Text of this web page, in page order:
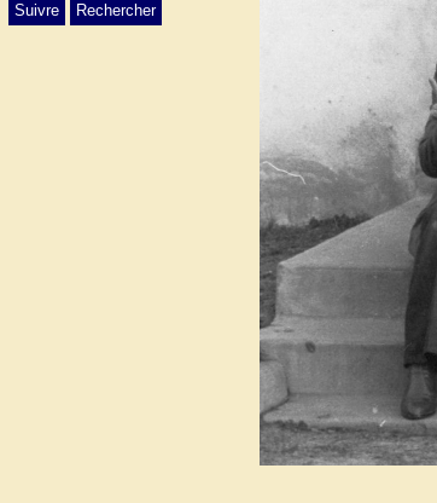
Suivre Rechercher